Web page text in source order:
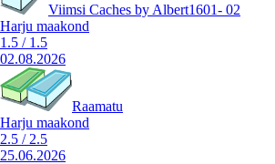
Viimsi Caches by Albert1601- 02
Harju maakond
1.5 / 1.5
02.08.2026
Raamatu
Harju maakond
2.5 / 2.5
25.06.2026